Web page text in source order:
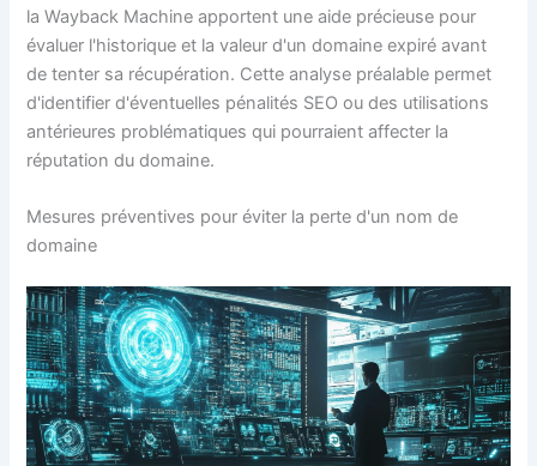
la Wayback Machine apportent une aide précieuse pour
évaluer l'historique et la valeur d'un domaine expiré avant
de tenter sa récupération. Cette analyse préalable permet
d'identifier d'éventuelles pénalités SEO ou des utilisations
antérieures problématiques qui pourraient affecter la
réputation du domaine.
Mesures préventives pour éviter la perte d'un nom de
domaine